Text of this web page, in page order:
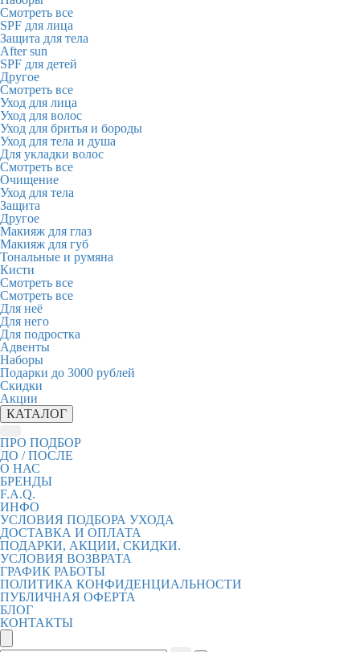
Смотреть все
SPF для лица
Защита для тела
After sun
SPF для детей
Другое
Смотреть все
Уход для лица
Уход для волос
Уход для бритья и бороды
Уход для тела и душа
Для укладки волос
Смотреть все
Очищение
Уход для тела
Защита
Другое
Макияж для глаз
Макияж для губ
Тональные и румяна
Кисти
Смотреть все
Смотреть все
Для неё
Для него
Для подростка
Адвенты
Наборы
Подарки до 3000 рублей
Скидки
Акции
КАТАЛОГ
ПРО ПОДБОР
ДО / ПОСЛЕ
О НАС
БРЕНДЫ
F.A.Q.
ИНФО
УСЛОВИЯ ПОДБОРА УХОДА
ДОСТАВКА И ОПЛАТА
ПОДАРКИ, АКЦИИ, СКИДКИ.
УСЛОВИЯ ВОЗВРАТА
ГРАФИК РАБОТЫ
ПОЛИТИКА КОНФИДЕНЦИАЛЬНОСТИ
ПУБЛИЧНАЯ ОФЕРТА
БЛОГ
КОНТАКТЫ